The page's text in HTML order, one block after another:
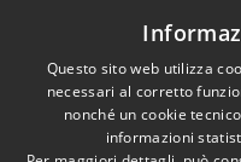
Privacy e protezione
Questo sito web utilizza
necessari al corretto
nonché un cookie
informazioni